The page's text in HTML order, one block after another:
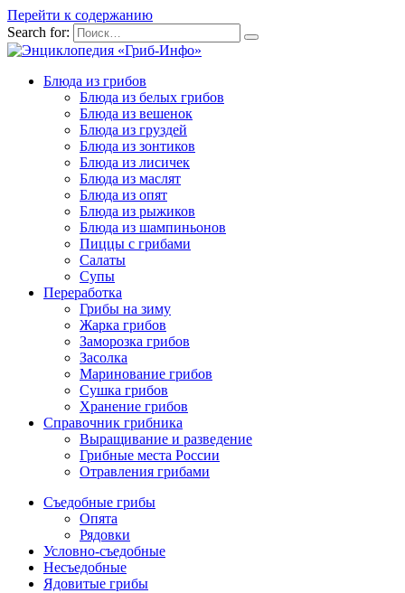
Перейти к содержанию
Search for:
Блюда из грибов
Блюда из белых грибов
Блюда из вешенок
Блюда из груздей
Блюда из зонтиков
Блюда из лисичек
Блюда из маслят
Блюда из опят
Блюда из рыжиков
Блюда из шампиньонов
Пиццы с грибами
Салаты
Супы
Переработка
Грибы на зиму
Жарка грибов
Заморозка грибов
Засолка
Маринование грибов
Сушка грибов
Хранение грибов
Справочник грибника
Выращивание и разведение
Грибные места России
Отравления грибами
Съедобные грибы
Опята
Рядовки
Условно-съедобные
Несъедобные
Ядовитые грибы